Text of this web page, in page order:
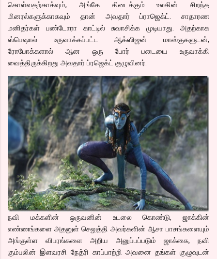
கொள்வதற்காக்வும், அங்கே கிடைக்கும் உலகின் சிறந்த
மினரல்களுக்காகவும் தான் அவதார் ப்ராஜெக்ட். சாதாரண
மனிதர்கள் பண்டோரா காட்டில் சுவாசிக்க முடியாது. அதற்காக
ஸ்பெஷால் உருவாக்கப்பட்ட ஆக்ஸிஜன் மாஸ்குகளுடன்,
ரோபோக்களால் ஆன ஒரு போர் படையை உருவாக்கி
வைத்திருக்கிறது அவதார் ப்ரஜெக்ட் குழுவினர்.
நவி மக்களின் ஒருவனின் உடலை கொண்டு, ஜாக்கின்
எண்ணங்களை அதனுள் செலுத்தி அவர்களின் ஆசா பாசங்களையும்
அங்குள்ள விபரங்களை அறிய அனுப்பப்படும் ஜாக்கை, நவி
கும்பலின் இளவரசி நேத்ரி காப்பாற்றி அவனை தங்கள் குழுவுடன்